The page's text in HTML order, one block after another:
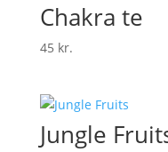
Chakra te
45 kr.
Jungle